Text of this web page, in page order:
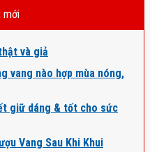
mới
và giả
vang nào hợp mùa nóng,
giữ dáng & tốt cho sức
Vang Sau Khi Khui